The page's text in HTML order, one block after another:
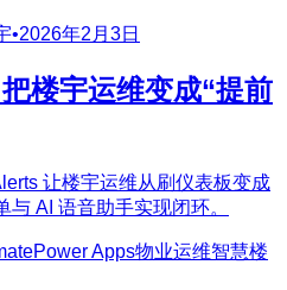
•2026年2月3日
楼宇运维变成“提前
让楼宇运维从刷仪表板变成
AI 语音助手实现闭环。
Power Apps物业运维智慧楼